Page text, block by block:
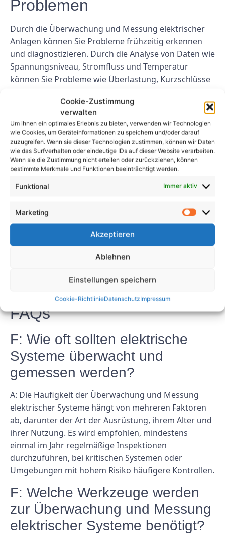
Cookie-Zustimmung
verwalten
Um ihnen ein optimales Erlebnis zu bieten, verwenden wir Technologien
wie Cookies, um Geräteinformationen zu speichern und/oder darauf
zuzugreifen. Wenn sie dieser Technologien zustimmen, können wir Daten
wie das Surfverhalten oder eindeutige IDs auf dieser Website verarbeiten.
Wenn sie die Zustimmung nicht erteilen oder zurückziehen, können
bestimmte Merkmale und Funktionen beeinträchtigt werden.
Funktional Immer aktiv
Marketing
Akzeptieren
Ablehnen
Einstellungen speichern
Cookie-RichtlinieDatenschutzImpressum
Problemen
Durch die Überwachung und Messung elektrischer
Anlagen können Sie Probleme frühzeitig erkennen
und diagnostizieren. Durch die Analyse von Daten wie
Spannungsniveau, Stromfluss und Temperatur
können Sie Probleme wie Überlastung, Kurzschlüsse
Früherkennung kann Ihnen helfen, diese Probleme
zeitnah zu beheben und größere Schäden zu
verhindern.
Abschluss
Die regelmäßige Überwachung und Messung
elektrischer Systeme ist für die Gewährleistung der
elektrischen Systems von entscheidender Bedeutung.
Durch die Implementierung eines proaktiven
Wartungsplans können Sie Gefahren verhindern, die
Leistung verbessern und die Lebensdauer Ihrer
investieren, können Sie auf lange Sicht Zeit, Geld und
FAQs
F: Wie oft sollten elektrische
Systeme überwacht und
gemessen werden?
A: Die Häufigkeit der Überwachung und Messung
elektrischer Systeme hängt von mehreren Faktoren
ab, darunter der Art der Ausrüstung, ihrem Alter und
ihrer Nutzung. Es wird empfohlen, mindestens
einmal im Jahr regelmäßige Inspektionen
durchzuführen, bei kritischen Systemen oder
Umgebungen mit hohem Risiko häufigere Kontrollen.
F: Welche Werkzeuge werden
zur Überwachung und Messung
elektrischer Systeme benötigt?